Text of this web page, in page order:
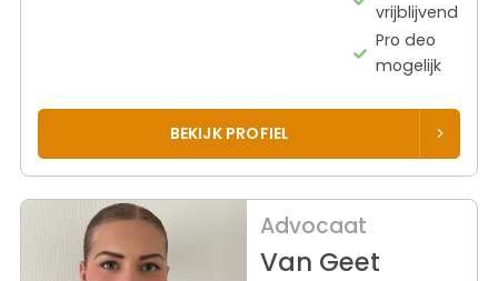
vrijblijvend
Pro deo
mogelijk
BEKIJK PROFIEL
Advocaat
Van Geet